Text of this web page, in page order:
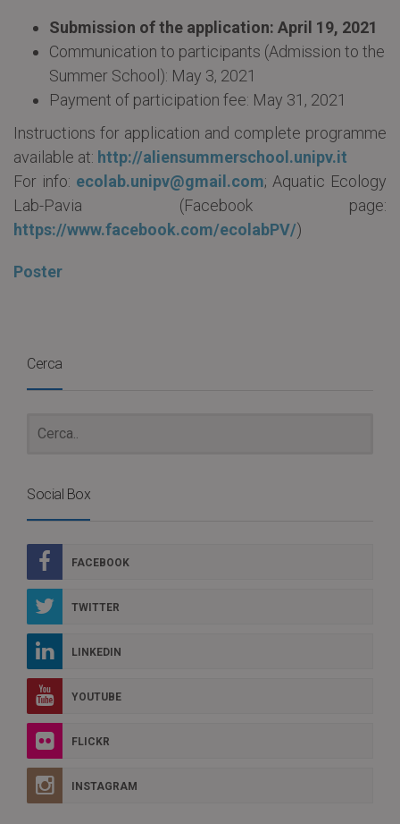
Submission of the application: April 19, 2021
Communication to participants (Admission to the
Summer School): May 3, 2021
Payment of participation fee: May 31, 2021
Instructions for application and complete programme
available at: http://aliensummerschool.unipv.it
For info: ecolab.unipv@gmail.com; Aquatic Ecology
Lab-Pavia (Facebook page:
https://www.facebook.com/ecolabPV/)
Poster
Cerca
Social Box
FACEBOOK
TWITTER
LINKEDIN
YOUTUBE
FLICKR
INSTAGRAM